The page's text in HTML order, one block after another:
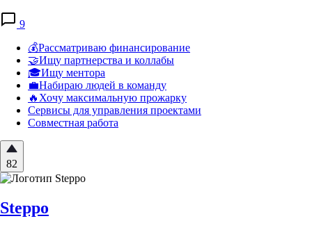
9
💰Рассматриваю финансирование
🤝Ищу партнерства и коллабы
🎓Ищу ментора
💼Набираю людей в команду
🔥Хочу максимальную прожарку
Сервисы для управления проектами
Совместная работа
82
Steppo